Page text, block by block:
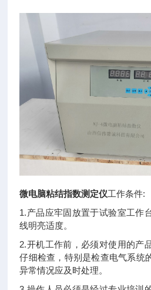
微电脑粘结指数测定仪工作条件:
1.产品应牢固放置于试验室工作
线明亮适度。
2.开机工作前，必须对使用的产
仔细检查，特别是检查电气系统
异常情况应及时处理。